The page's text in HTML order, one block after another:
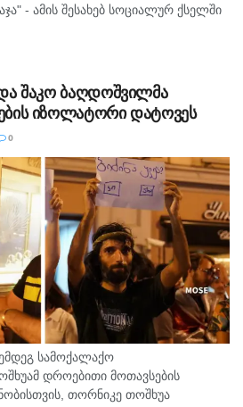
- ამის შესახებ სოციალურ ქსელში
წერს და დაკავებულ
უცხადებს. ორგანიზაცია...
შაკო ბაღდოშვილმა
იზოლატორი დატოვეს
0
სამოქალაქო
დროებითი მოთავსების
თორნიკე თოშხუა